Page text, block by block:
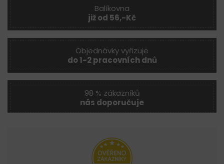
Balíkovna
již od 56,-Kč
Objednávky vyřizuje
do 1-2 pracovních dnů
98 % zákazníků
nás doporučuje